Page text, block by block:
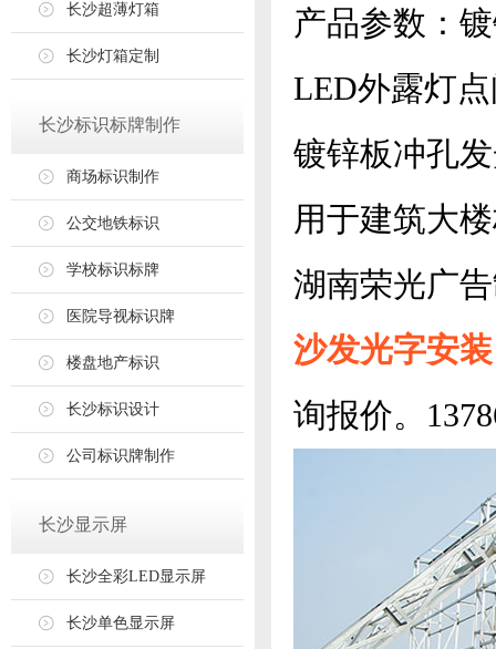
长沙超薄灯箱
长沙灯箱定制
长沙标识标牌制作
商场标识制作
公交地铁标识
学校标识标牌
医院导视标识牌
楼盘地产标识
长沙标识设计
公司标识牌制作
长沙显示屏
长沙全彩LED显示屏
长沙单色显示屏
产品参数：
LED外露灯
镀锌板冲孔
用于建筑大
湖南荣光广
沙发光字安装
询报价。